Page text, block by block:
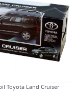
Toyota Land Cruiser